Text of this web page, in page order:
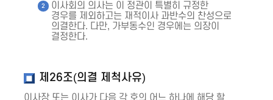
이사회의 의사는 이 정관이 특별히 규정한
경우를 제외하고는 재적이사 과반수의 찬성으로
의결한다. 다만, 가부동수인 경우에는 의장이
결정한다.
제26조(의결 제척사유)
이사장 또는 이사가 다음 각 호의 어느 하나에 해당 할